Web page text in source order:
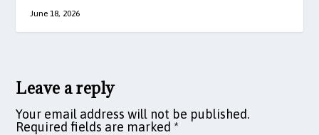
June 18, 2026
Leave a reply
Your email address will not be published.
Required fields are marked *